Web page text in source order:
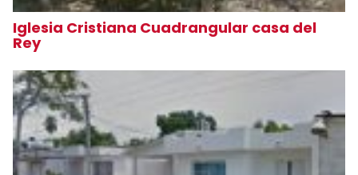
Iglesia Cristiana Cuadrangular casa del
Rey